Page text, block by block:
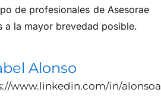
de profesionales de Asesorae
a la mayor brevedad posible.
Alonso
www.linkedin.com/in/